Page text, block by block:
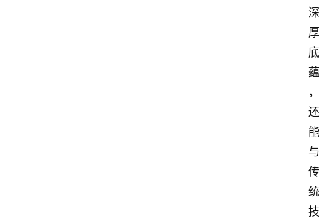
深
厚
底
蕴
，
还
能
与
传
统
技